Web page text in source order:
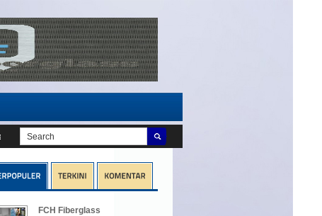
air , seluncuran air , serodotan Water tangki , tangki fiberglass best
FCH Fiberglass